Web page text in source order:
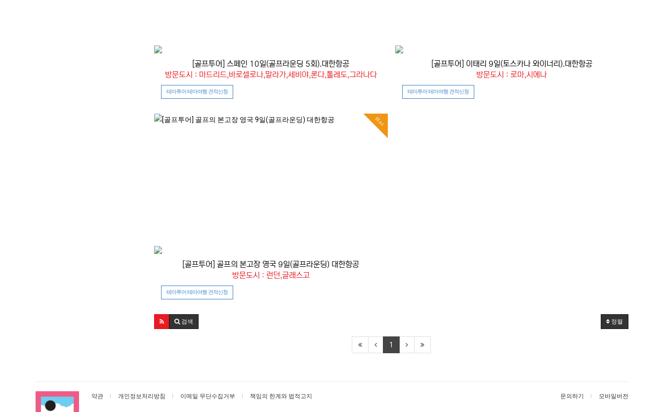
[골프투어] 스페인 10일(골프라운딩 5회).대한항공
방문도시 : 마드리드,바로셀로나,말라가,세비야,론다,톨레도,그라나다
테마투어 테마여행 견적신청
[골프투어] 이태리 9일(토스카나 와이너리).대한항공
방문도시 : 로마,시에나
테마투어 테마여행 견적신청
Hot
[골프투어] 골프의 본고장 영국 9일(골프라운딩) 대한항공
방문도시 : 런던,글래스고
테마투어 테마여행 견적신청
정렬
검색
1
약관 개인정보처리방침 이메일 무단수집거부 책임의 한계와 법적고지 문의하기 모바일버전